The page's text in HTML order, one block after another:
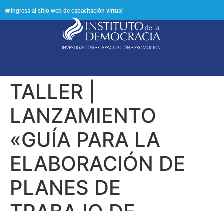
Ingresa al sitio web de capacitación virtual
TALLER |
LANZAMIENTO
«GUÍA PARA LA
ELABORACIÓN DE
PLANES DE